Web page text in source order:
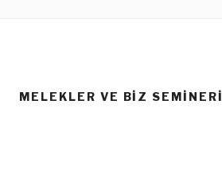
MELEKLER VE BIZ SEMINERI